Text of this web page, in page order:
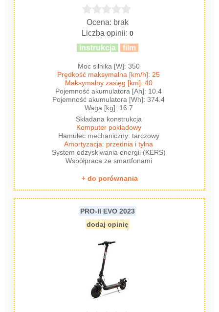
Ocena: brak
Liczba opinii:0
instrukcja film
Moc silnika [W]: 350
Prędkość maksymalna [km/h]: 25
Maksymalny zasięg [km]: 40
Pojemność akumulatora [Ah]: 10.4
Pojemność akumulatora [Wh]: 374.4
Waga [kg]: 16.7
Składana konstrukcja
Komputer pokładowy
Hamulec mechaniczny: tarczowy
Amortyzacja: przednia i tylna
System odzyskiwania energii (KERS)
Współpraca ze smartfonami
+ do porównania
PRO-II EVO 2023
dodaj opinię